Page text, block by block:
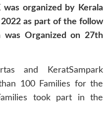
wasorganized by Kerala
as part of the follow
was Organized on 27th
and KeratSampark
100 Families for the
took part in the